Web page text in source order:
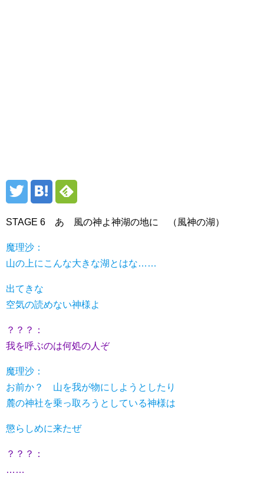
STAGE 6 あゝ風の神よ神湖の地に （風神の湖）
魔理沙：
山の上にこんな大きな湖とはな……
出てきな
空気の読めない神様よ
？？？：
我を呼ぶのは何処の人ぞ
魔理沙：
お前か？ 山を我が物にしようとしたり
麓の神社を乗っ取ろうとしている神様は
懲らしめに来たぜ
？？？：
……